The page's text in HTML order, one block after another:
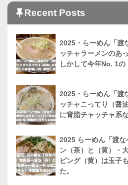
Recent Posts
2025・らーめん「渡
ッチャラーメンのあ
しかして今年No. 1の
2025・らーめん「渡
ッチャこってり（醤
に背脂チャッチャ系
2025 らーめん「渡
ン（茶）と（黄）・
ピング（黄）は玉子
た。